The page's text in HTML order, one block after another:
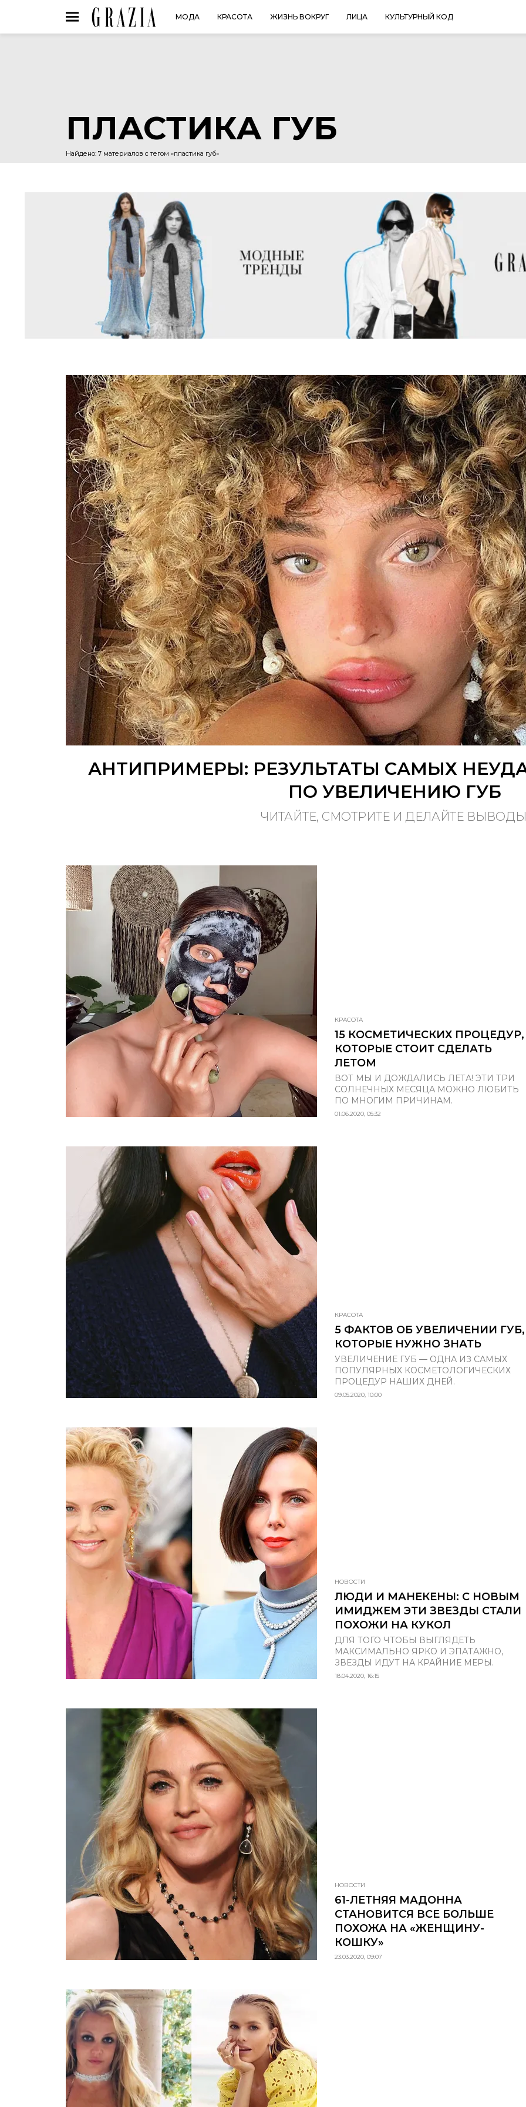
МОДА КРАСОТА ЖИЗНЬ ВОКРУГ ЛИЦА КУЛЬТУРНЫЙ КОД
ПЛАСТИКА ГУБ
Найдено: 7 материалов с тегом «пластика губ»
АНТИПРИМЕРЫ: РЕЗУЛЬТАТЫ САМЫХ
ПО УВЕЛИЧЕНИЮ ГУБ
ЧИТАЙТЕ, СМОТРИТЕ И ДЕЛАЙТЕ
КРАСОТА
15 КОСМЕТИЧЕСКИХ ПРОЦЕДУР,
КОТОРЫЕ СТОИТ СДЕЛАТЬ
ЛЕТОМ
ВОТ МЫ И ДОЖДАЛИСЬ ЛЕТА! ЭТИ ТРИ
СОЛНЕЧНЫХ МЕСЯЦА МОЖНО ЛЮБИТЬ
ПО МНОГИМ ПРИЧИНАМ.
01.06.2020, 05:32
КРАСОТА
5 ФАКТОВ ОБ УВЕЛИЧЕНИИ ГУБ,
КОТОРЫЕ НУЖНО ЗНАТЬ
УВЕЛИЧЕНИЕ ГУБ — ОДНА ИЗ САМЫХ
ПОПУЛЯРНЫХ КОСМЕТОЛОГИЧЕСКИХ
ПРОЦЕДУР НАШИХ ДНЕЙ.
09.05.2020, 10:00
НОВОСТИ
ЛЮДИ И МАНЕКЕНЫ: С НОВЫМ
ИМИДЖЕМ ЭТИ ЗВЕЗДЫ СТАЛИ
ПОХОЖИ НА КУКОЛ
ДЛЯ ТОГО ЧТОБЫ ВЫГЛЯДЕТЬ
МАКСИМАЛЬНО ЯРКО И ЭПАТАЖНО,
ЗВЕЗДЫ ИДУТ НА КРАЙНИЕ МЕРЫ.
18.04.2020, 16:15
НОВОСТИ
61-ЛЕТНЯЯ МАДОННА
СТАНОВИТСЯ ВСЕ БОЛЬШЕ
ПОХОЖА НА «ЖЕНЩИНУ-
КОШКУ»
23.03.2020, 09:07